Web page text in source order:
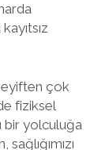
çok
fiziksel
bir yolculuğa